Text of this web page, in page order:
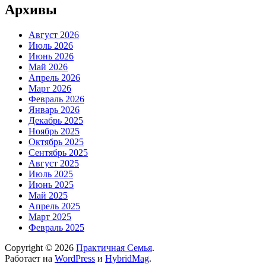
Архивы
Август 2026
Июль 2026
Июнь 2026
Май 2026
Апрель 2026
Март 2026
Февраль 2026
Январь 2026
Декабрь 2025
Ноябрь 2025
Октябрь 2025
Сентябрь 2025
Август 2025
Июль 2025
Июнь 2025
Май 2025
Апрель 2025
Март 2025
Февраль 2025
Copyright © 2026 Практичная Семья.
Работает на WordPress и HybridMag.